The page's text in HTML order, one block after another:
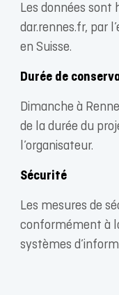
Les données sont
dar.rennes.fr, par
en Suisse.
Durée de
Dimanche à
de la durée du
l’organisateur.
Sécurité
Les mesures de
conformément à
systèmes